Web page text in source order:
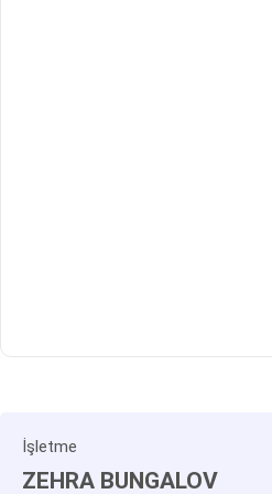
İşletme
ZEHRA BUNGALOV